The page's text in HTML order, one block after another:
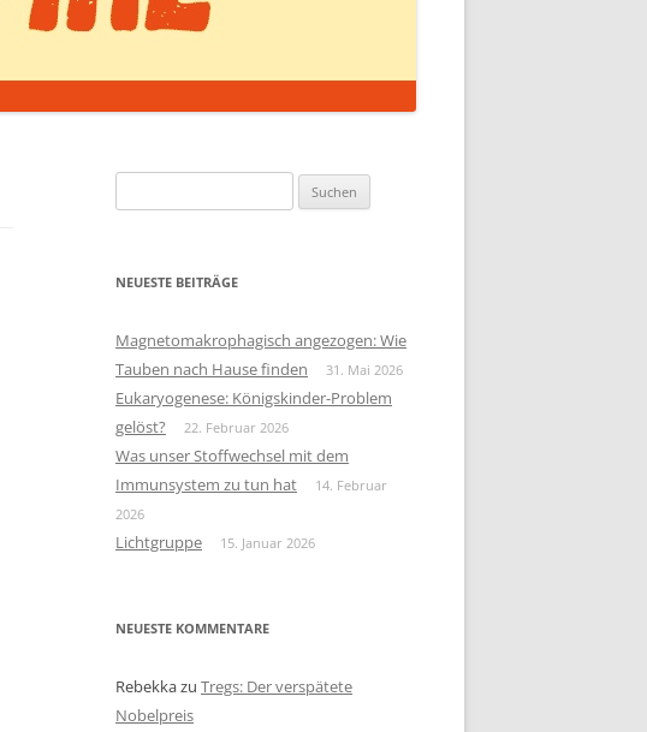
nach:
NEUESTE BEITRÄGE
Magnetomakrophagisch angezogen: Wie
Tauben nach Hause finden
31. Mai 2026
Eukaryogenese: Königskinder-Problem
gelöst?
22. Februar 2026
Was unser Stoffwechsel mit dem
Immunsystem zu tun hat
14. Februar
2026
Lichtgruppe 15. Januar 2026
NEUESTE KOMMENTARE
Rebekkazu Tregs: Der verspätete
Nobelpreis